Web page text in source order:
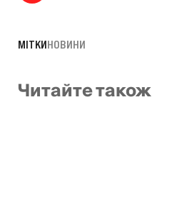
МІТКИНОВИНИ
Читайте також